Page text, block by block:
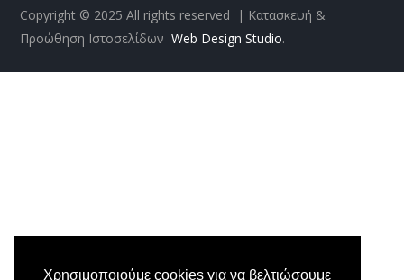
Χρησιμοποιούμε cookies για να βελτιώσουμε
Copyright © 2025All rights reserved | Κατασκευή &
Προώθηση Ιστοσελίδων Web Design Studio.